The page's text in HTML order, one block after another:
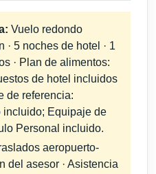
Vuelo redondo
5 noches de hotel · 1
· Plan de alimentos:
de hotel incluidos
de referencia:
incluido; Equipaje de
Personal incluido.
aeropuerto-
del asesor · Asistencia